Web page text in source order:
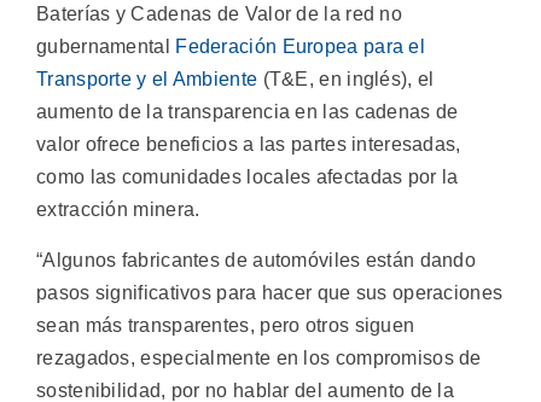
Baterías y Cadenas de Valor de la red no
gubernamental
Federación Europea para el
Transporte y el Ambiente (T&E, en inglés), el
aumento de la transparencia en las cadenas de
valor ofrece beneficios a las partes interesadas,
como las comunidades locales afectadas por la
extracción minera.
“Algunos fabricantes de automóviles están dando
pasos significativos para hacer que sus operaciones
sean más transparentes, pero otros siguen
rezagados, especialmente en los compromisos de
sostenibilidad, por no hablar del aumento de la